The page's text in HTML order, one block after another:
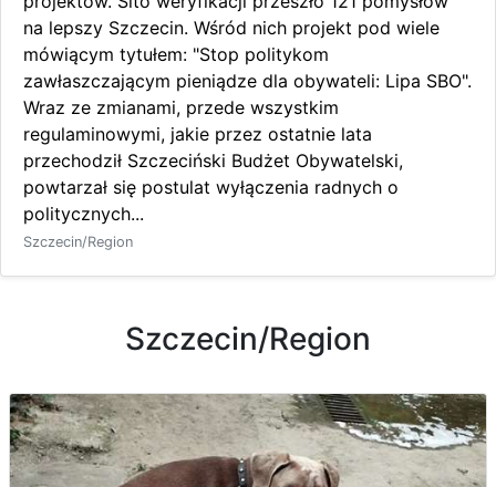
na lepszy Szczecin. Wśród nich projekt pod wiele
mówiącym tytułem: "Stop politykom
zawłaszczającym pieniądze dla obywateli: Lipa SBO".
Wraz ze zmianami, przede wszystkim
regulaminowymi, jakie przez ostatnie lata
przechodził Szczeciński Budżet Obywatelski,
powtarzał się postulat wyłączenia radnych o
politycznych...
Szczecin/Region
Szczecin/Region